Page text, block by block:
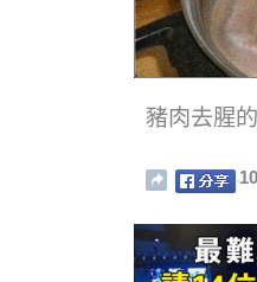
豬肉去腥